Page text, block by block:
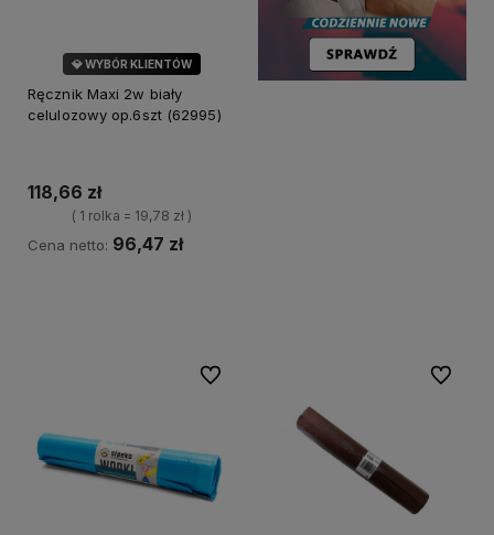
💎 WYBÓR KLIENTÓW
Ręcznik Maxi 2w biały
celulozowy op.6szt (62995)
118,66 zł
( 1 rolka = 19,78 zł )
Cena netto: 96,47 zł
Do ulubionych Do